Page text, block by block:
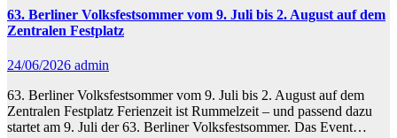
63. Berliner Volksfestsommer vom 9. Juli bis 2. August auf dem
Zentralen Festplatz
24/06/2026 admin
63. Berliner Volksfestsommer vom 9. Juli bis 2. August auf dem
Zentralen Festplatz Ferienzeit ist Rummelzeit – und passend dazu
startet am 9. Juli der 63. Berliner Volksfestsommer. Das Event…